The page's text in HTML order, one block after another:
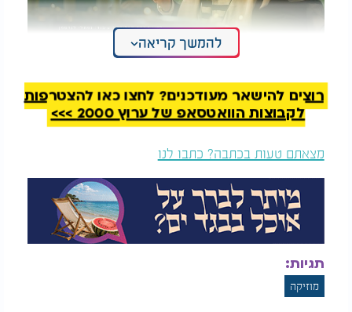
שרוליק הורביץ - "הנשמה לך"
להמשך קריאה
רוצים להישאר מעודכנים? לחצו כאן להצטרפות
לקבוצות הוואטסאפ של ערוץ 2000 >>>
מצאתם טעות בכתבה? כתבו לנו
תגיות:
מוזיקה